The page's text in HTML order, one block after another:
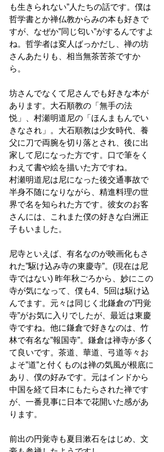
も生きられない”人たちの話です。僕は
哲学書とか禅仏教からみの本も好きで
すが、なぜか”同じ匂い”がするんですよ
ね。哲学者は変人ばっかだし、禅の坊
さんあたりも、相当無茶苦茶ですか
ら。
坊さんでなくて尼さんでも好きな本が
あります。大石順教の「無手の法
悦」、村瀬明道尼の「ほんまもんでい
きなされ」。大石順教は少女時代、養
父に刀で両腕を切り落とされ、後に出
家して尼になった方です。口で筆をく
わえて書や絵を描いた方ですね。
村瀬明道尼は尼になった後交通事故で
半身不随になりながら、精進料理の世
界で名を知られた方です。彼女のお客
さんには、これまた僕の好きな白洲正
子もいました。
尼寺といえば、有名なのが映画化もさ
れた”駆け込み寺の東慶寺”。(現在は尼
寺ではない) 昨年秋ごろから、妙にこの
寺が気になって、僕も4、5回は駆け込
んでます。元々は同じく北鎌倉の”円覚
寺”がお気に入りでしたが、最近は東慶
寺ですね。他に鎌倉で好きなのは、竹
林で有名な”報国寺”。鎌倉は禅寺が多く
て良いです。茶道、華道、弓道等々お
よそ”道”と付くものは禅の気風が根底に
あり、僕の好みです。元はインドから
中国を経て日本にもたらされた禅です
が、一番見事に日本で花開いた感があ
ります。
前出の円覚寺も夏目漱石をはじめ、文